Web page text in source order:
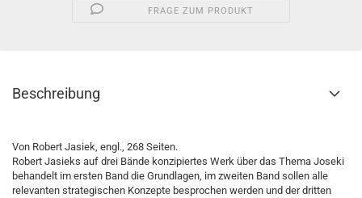
FRAGE ZUM PRODUKT
Beschreibung
Von Robert Jasiek, engl., 268 Seiten.
Robert Jasieks auf drei Bände konzipiertes Werk über das Thema Joseki
behandelt im ersten Band die Grundlagen, im zweiten Band sollen alle
relevanten strategischen Konzepte besprochen werden und der dritten